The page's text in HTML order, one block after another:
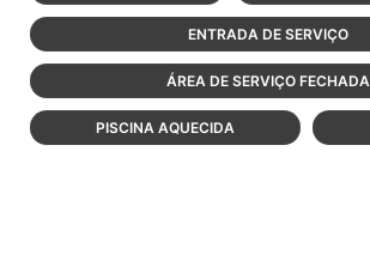
ENTRADA DE SERVIÇO
ÁREA DE SERVIÇO FECHADA
PISCINA AQUECIDA